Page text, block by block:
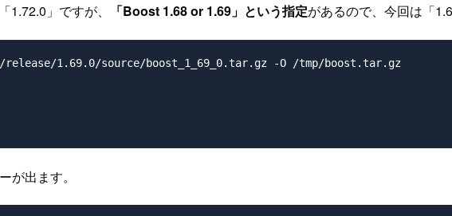
」ですが、 「Boost 1.68 or 1.69」という指定があるので、今回は「
1.69.0/source/boost_1_69_0.tar.gz -O /tmp/boost.tar.gz
が出ます。